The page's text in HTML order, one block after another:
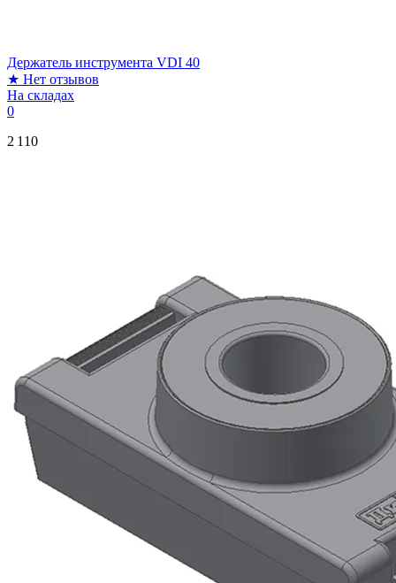
Держатель инструмента VDI 40
★ Нет отзывов
На складах
0
2 110